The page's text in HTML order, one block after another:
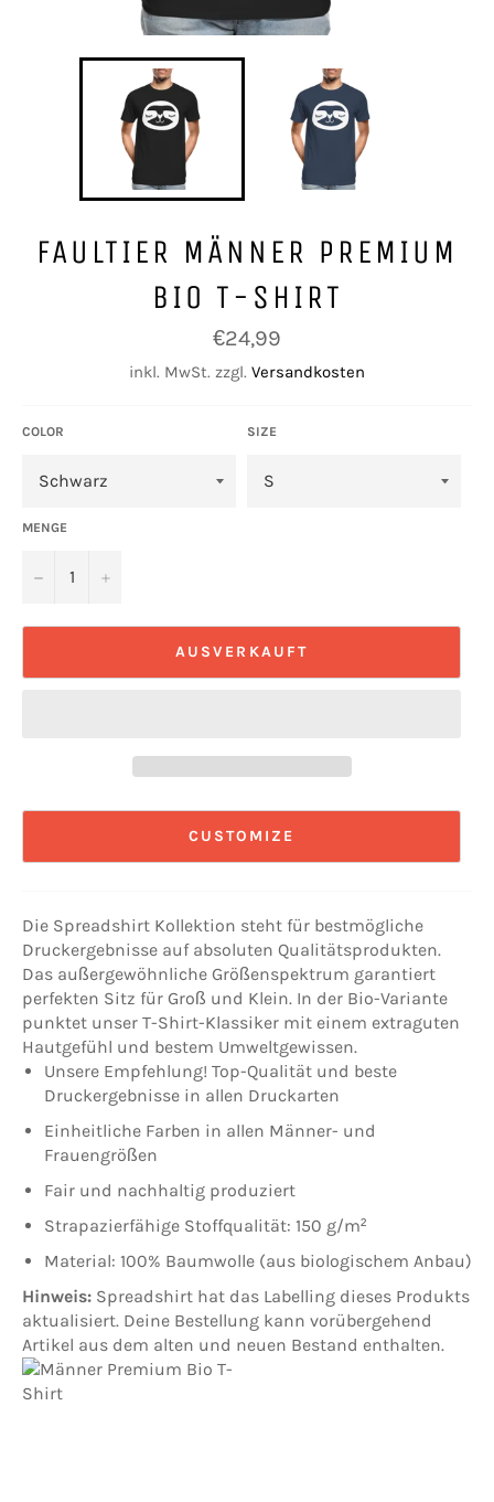
FAULTIER MÄNNER PREMIUM
BIO T-SHIRT
Normaler
Preis
€24,99
inkl. MwSt. zzgl. Versandkosten
COLOR SIZE
MENGE
− +
AUSVERKAUFT
CUSTOMIZE
Die Spreadshirt Kollektion steht für bestmögliche
Druckergebnisse auf absoluten Qualitätsprodukten.
Das außergewöhnliche Größenspektrum garantiert
perfekten Sitz für Groß und Klein. In der Bio-Variante
punktet unser T-Shirt-Klassiker mit einem extraguten
Hautgefühl und bestem Umweltgewissen.
Unsere Empfehlung! Top-Qualität und beste
Druckergebnisse in allen Druckarten
Einheitliche Farben in allen Männer- und
Frauengrößen
Fair und nachhaltig produziert
Strapazierfähige Stoffqualität: 150 g/m²
Material: 100% Baumwolle (aus biologischem Anbau)
Hinweis: Spreadshirt hat das Labelling dieses Produkts
aktualisiert. Deine Bestellung kann vorübergehend
Artikel aus dem alten und neuen Bestand enthalten.